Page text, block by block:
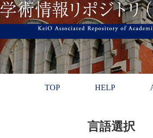
TOP HELP
言語選択